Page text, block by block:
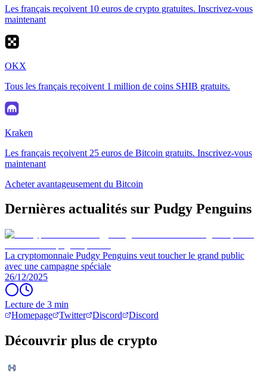
Les français reçoivent 10 euros de crypto gratuites. Inscrivez-vous
maintenant
OKX
Tous les français reçoivent 1 million de coins SHIB gratuits.
Kraken
Les français reçoivent 25 euros de Bitcoin gratuits. Inscrivez-vous
maintenant
Acheter avantageusement du Bitcoin
Dernières actualités sur Pudgy Penguins
La cryptomonnaie Pudgy Penguins veut toucher le grand public
avec une campagne spéciale
26/12/2025
Lecture de 3 min
Homepage
Twitter Discord Discord
Découvrir plus de crypto